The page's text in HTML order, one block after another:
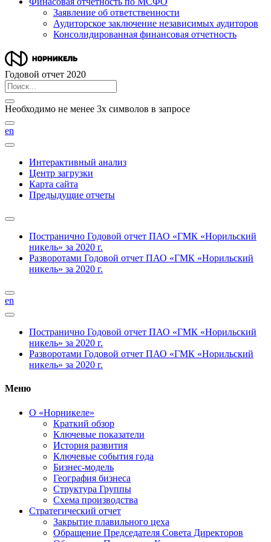
Заявление об ответственности
Аудиторское заключение независимых аудиторов
Консолидированная финансовая отчетность
Годовой отчет 2020
Необходимо не менее 3х символов в запросе
en
Интерактивный анализ
Центр загрузки
Карта сайта
Предыдущие отчеты
Постранично Годовой отчет ПАО «ГМК «Норильский
никель» за 2020 г.
Разворотами Годовой отчет ПАО «ГМК «Норильский
никель» за 2020 г.
en
Постранично Годовой отчет ПАО «ГМК «Норильский
никель» за 2020 г.
Разворотами Годовой отчет ПАО «ГМК «Норильский
никель» за 2020 г.
Меню
О «Норникеле»
Краткий обзор
Ключевые показатели
История развития
Ключевые события года
Бизнес-модель
География бизнеса
Структура Группы
Схема производства
Стратегический отчет
Закрытие плавильного цеха
Обращение Председателя Совета Директоров